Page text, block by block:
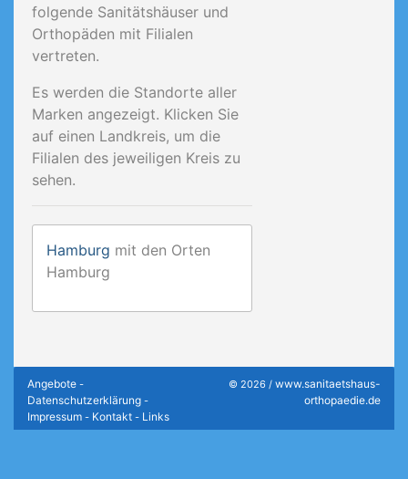
folgende Sanitätshäuser und
Orthopäden mit Filialen
vertreten.
Es werden die Standorte aller
Marken angezeigt. Klicken Sie
auf einen Landkreis, um die
Filialen des jeweiligen Kreis zu
sehen.
Hamburg mit den Orten
Hamburg
Angebote -
Datenschutzerklärung -
Impressum - Kontakt - Links
© 2026 / www.sanitaetshaus-
orthopaedie.de